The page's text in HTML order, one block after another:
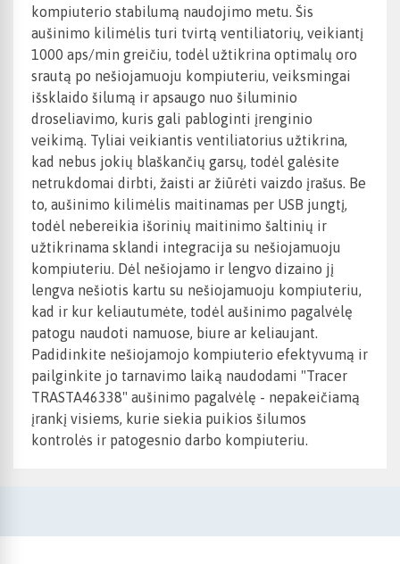
kompiuterio stabilumą naudojimo metu. Šis
aušinimo kilimėlis turi tvirtą ventiliatorių, veikiantį
1000 aps/min greičiu, todėl užtikrina optimalų oro
srautą po nešiojamuoju kompiuteriu, veiksmingai
išsklaido šilumą ir apsaugo nuo šiluminio
droseliavimo, kuris gali pabloginti įrenginio
veikimą. Tyliai veikiantis ventiliatorius užtikrina,
kad nebus jokių blaškančių garsų, todėl galėsite
netrukdomai dirbti, žaisti ar žiūrėti vaizdo įrašus. Be
to, aušinimo kilimėlis maitinamas per USB jungtį,
todėl nebereikia išorinių maitinimo šaltinių ir
užtikrinama sklandi integracija su nešiojamuoju
kompiuteriu. Dėl nešiojamo ir lengvo dizaino jį
lengva nešiotis kartu su nešiojamuoju kompiuteriu,
kad ir kur keliautumėte, todėl aušinimo pagalvėlę
patogu naudoti namuose, biure ar keliaujant.
Padidinkite nešiojamojo kompiuterio efektyvumą ir
pailginkite jo tarnavimo laiką naudodami "Tracer
TRASTA46338" aušinimo pagalvėlę - nepakeičiamą
įrankį visiems, kurie siekia puikios šilumos
kontrolės ir patogesnio darbo kompiuteriu.